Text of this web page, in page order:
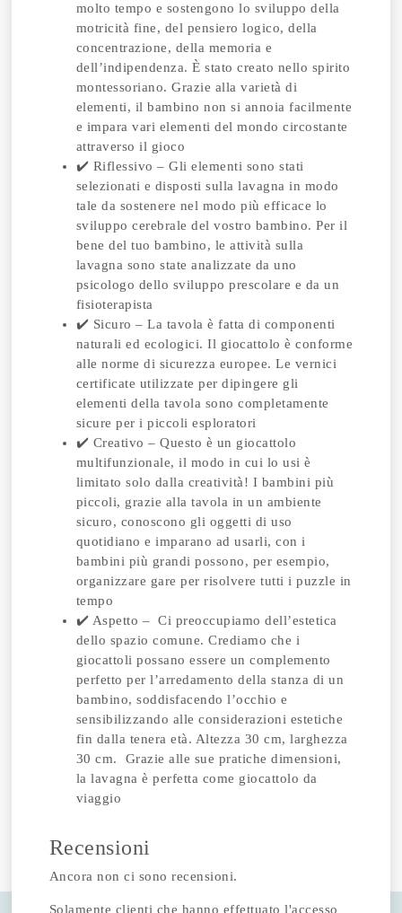
molto tempo e sostengono lo sviluppo della
motricità fine, del pensiero logico, della
concentrazione, della memoria e
dell’indipendenza. È stato creato nello spirito
montessoriano. Grazie alla varietà di
elementi, il bambino non si annoia facilmente
e impara vari elementi del mondo circostante
attraverso il gioco
✔️ Riflessivo – Gli elementi sono stati
selezionati e disposti sulla lavagna in modo
tale da sostenere nel modo più efficace lo
sviluppo cerebrale del vostro bambino. Per il
bene del tuo bambino, le attività sulla
lavagna sono state analizzate da uno
psicologo dello sviluppo prescolare e da un
fisioterapista
✔️ Sicuro – La tavola è fatta di componenti
naturali ed ecologici. Il giocattolo è conforme
alle norme di sicurezza europee. Le vernici
certificate utilizzate per dipingere gli
elementi della tavola sono completamente
sicure per i piccoli esploratori
✔️ Creativo – Questo è un giocattolo
multifunzionale, il modo in cui lo usi è
limitato solo dalla creatività! I bambini più
piccoli, grazie alla tavola in un ambiente
sicuro, conoscono gli oggetti di uso
quotidiano e imparano ad usarli, con i
bambini più grandi possono, per esempio,
organizzare gare per risolvere tutti i puzzle in
tempo
✔️ Aspetto – Ci preoccupiamo dell’estetica
dello spazio comune. Crediamo che i
giocattoli possano essere un complemento
perfetto per l’arredamento della stanza di un
bambino, soddisfacendo l’occhio e
sensibilizzando alle considerazioni estetiche
fin dalla tenera età. Altezza 30 cm, larghezza
30 cm. Grazie alle sue pratiche dimensioni,
la lavagna è perfetta come giocattolo da
viaggio
Recensioni
Ancora non ci sono recensioni.
Solamente clienti che hanno effettuato l'accesso